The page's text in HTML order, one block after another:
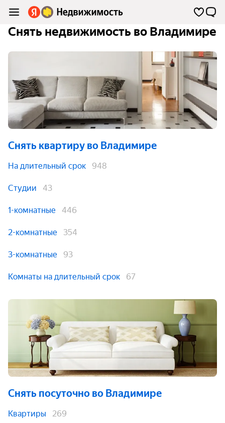
Снять недвижимость во Владимире
Снять квартиру во Владимире
На длительный срок 948
Студии 43
1-комнатные 446
2-комнатные 354
3-комнатные 93
Комнаты на длительный срок 67
Снять посуточно во Владимире
Квартиры 269